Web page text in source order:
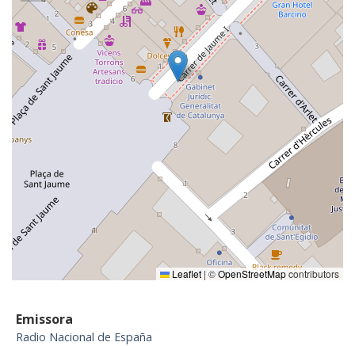
Leaflet|©OpenStreetMapcontributors
Emissora
Radio Nacional de España